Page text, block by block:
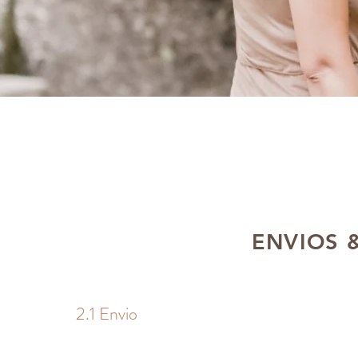
ENVIOS
2.1 Envio